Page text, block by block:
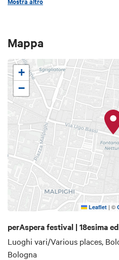
scompone, guarda da ogni
assenze che lo
Mappa
+
−
Leaflet | ©
perAspera festival | 18esima
Luoghi vari/Various places,
Bologna